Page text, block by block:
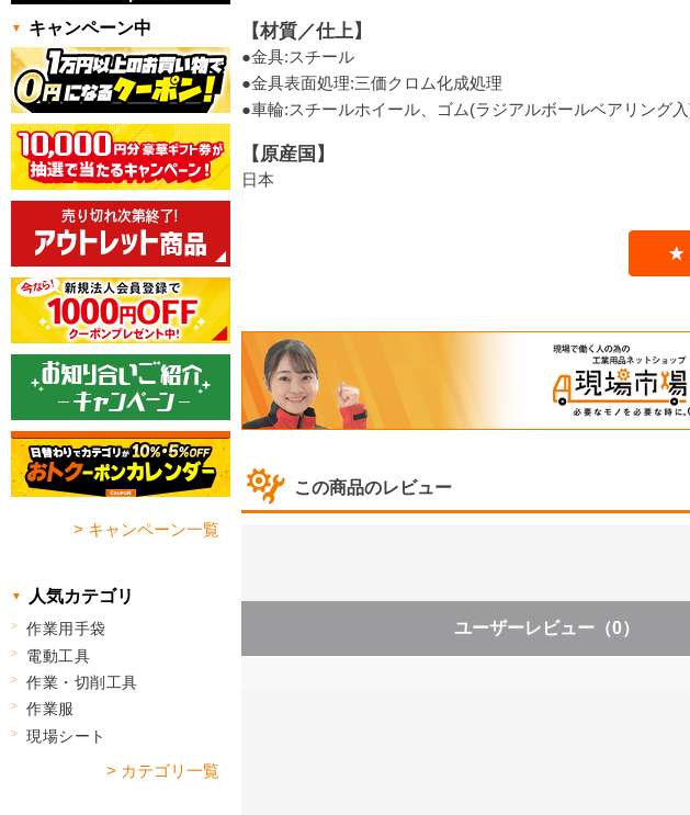
【材質／仕上】
●金具:スチール
●金具表面処理:三価クロム化成処理
●車輪:スチールホイール、ゴム(ラジアルボールベアリング
【原産国】
日本
この商品のレビュー
ユーザーレビュー （0）
キャンペーン中
> キャンペーン一覧
人気カテゴリ
作業用手袋
電動工具
作業・切削工具
作業服
現場シート
> カテゴリ一覧